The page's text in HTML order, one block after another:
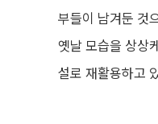
부들이 남겨둔 것
옛날 모습을 상상
설로 재활용하고